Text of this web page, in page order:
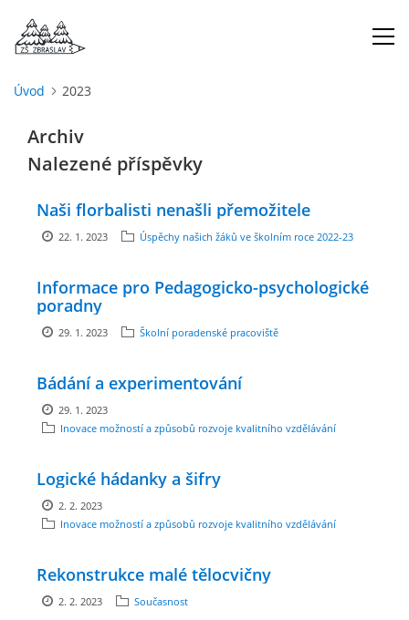
O NÁS
ŠKOLNÍ ROK
DOKUMENTY
ŠKOLSKÁ RADA
PROJEKTY
FOTOALBUM
ŠKOLNÍ JÍDELNA
Úvod 2023
Archiv
Nalezené příspěvky
Naši florbalisti nenašli přemožitele
22. 1. 2023 Úspěchy našich žáků ve školním roce 2022-23
Informace pro Pedagogicko-psychologické
poradny
29. 1. 2023 Školní poradenské pracoviště
Bádání a experimentování
29. 1. 2023
Inovace možností a způsobů rozvoje kvalitního vzdělávání
Logické hádanky a šifry
2. 2. 2023
Inovace možností a způsobů rozvoje kvalitního vzdělávání
Rekonstrukce malé tělocvičny
2. 2. 2023 Současnost